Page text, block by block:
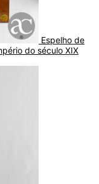
Espelho de
do século XIX